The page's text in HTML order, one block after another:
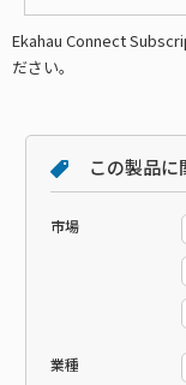
Ekahau Connect
ださい。
この製品に
市場
業種